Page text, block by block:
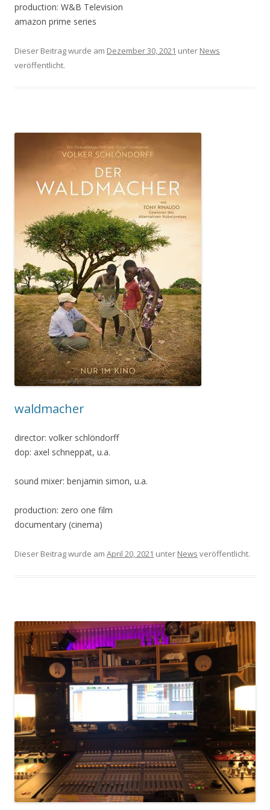
production: W&B Television
amazon prime series
Dieser Beitrag wurde am Dezember 30, 2021 unter News
veröffentlicht.
waldmacher
director: volker schlöndorff
dop: axel schneppat, u.a.
sound mixer: benjamin simon, u.a.
production: zero one film
documentary (cinema)
Dieser Beitrag wurde am April 20, 2021 unter News veröffentlicht.